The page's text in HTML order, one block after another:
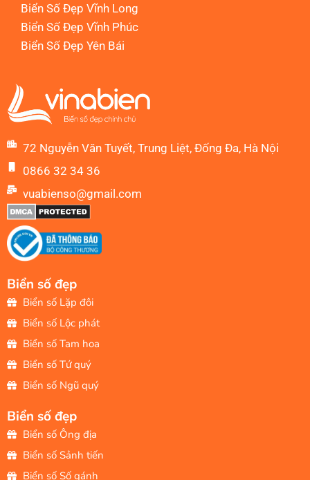
Biển Số Đẹp Vĩnh Long
Biển Số Đẹp Vĩnh Phúc
Biển Số Đẹp Yên Bái
72 Nguyễn Văn Tuyết, Trung Liệt, Đống Đa, Hà Nội
0866 32 34 36
vuabienso@gmail.com
Biển số đẹp
Biển số Lặp đôi
Biển số Lộc phát
Biển số Tam hoa
Biển số Tứ quý
Biển số Ngũ quý
Biển số đẹp
Biển số Ông địa
Biển số Sảnh tiến
Biển số Số gánh